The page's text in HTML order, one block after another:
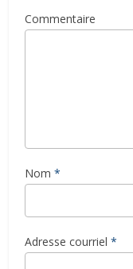
Commentaire
Nom *
Adresse courriel *